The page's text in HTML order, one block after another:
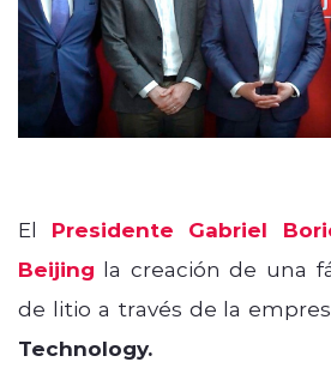
El Presidente Gabriel
Beijing la creación de una
de litio a través de la
Technology.